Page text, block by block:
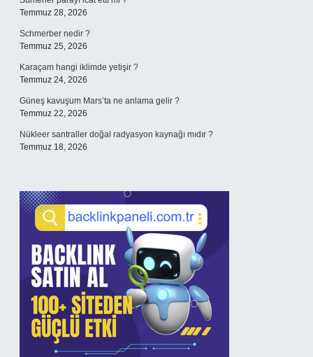
Temmuz 28, 2026
Schmerber nedir ?
Temmuz 25, 2026
Karaçam hangi iklimde yetişir ?
Temmuz 24, 2026
Güneş kavuşum Mars’ta ne anlama gelir ?
Temmuz 22, 2026
Nükleer santraller doğal radyasyon kaynağı mıdır ?
Temmuz 18, 2026